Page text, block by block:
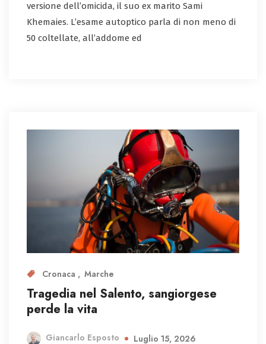
versione dell’omicida, il suo ex marito Sami
Khemaies. L’esame autoptico parla di non meno di
50 coltellate, all’addome ed
Cronaca Marche
Tragedia nel Salento, sangiorgese
perde la vita
Giancarlo Esposto Luglio 15, 2026